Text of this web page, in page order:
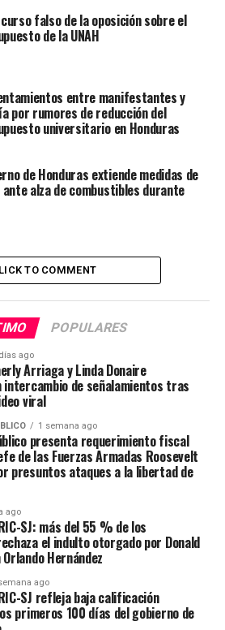
falso de la oposición sobre el
de la UNAH
entre manifestantes y
por rumores de reducción del
universitario en Honduras
de Honduras extiende medidas de
ante alza de combustibles durante
TO COMMENT
POPULARES
ago
Arriaga y Linda Donaire
de señalamientos tras
viral
1 semana ago
presenta requerimiento fiscal
de las Fuerzas Armadas Roosevelt
presuntos ataques a la libertad de
ago
SJ: más del 55 % de los
el indulto otorgado por Donald
Hernández
ago
SJ refleja baja calificación
primeros 100 días del gobierno de